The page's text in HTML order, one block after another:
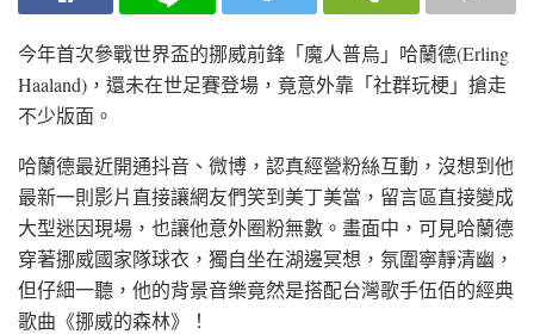
今年首次參戰世界盃的挪威前鋒「魔人普烏」哈蘭德(Erling
Haaland)，還未在世足賽登場，竟意外靠「社群玩梗」搶走
不少版面。
哈蘭德最近開通抖音、微博，認真經營粉絲互動，沒想到他
最新一則影片直接讓網友們笑到美丁美當，留言區直接變成
大型迷因現場，也讓他意外圈粉無數。畫面中，可見哈蘭德
穿著挪威國家隊球衣，獨自坐在湖邊冥想，氛圍寧靜清幽，
但仔細一聽，他的背景音樂竟然是搭配台灣歌手伍佰的經典
歌曲《挪威的森林》！